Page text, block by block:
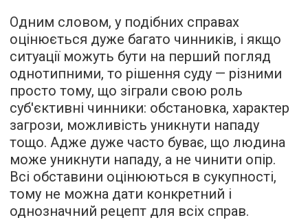
Одним словом, у подібних справах
оцінюється дуже багато чинників, і якщо
ситуації можуть бути на перший погляд
однотипними, то рішення суду — різними
просто тому, що зіграли свою роль
суб'єктивні чинники: обстановка, характер
загрози, можливість уникнути нападу
тощо. Адже дуже часто буває, що людина
може уникнути нападу, а не чинити опір.
Всі обставини оцінюються в сукупності,
тому не можна дати конкретний і
однозначний рецепт для всіх справ.